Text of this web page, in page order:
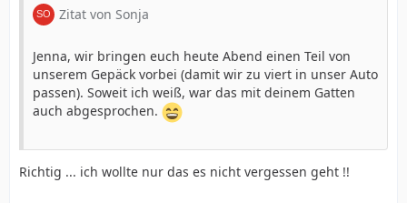
Zitat von Sonja
Jenna, wir bringen euch heute Abend einen Teil von
unserem Gepäck vorbei (damit wir zu viert in unser Auto
passen). Soweit ich weiß, war das mit deinem Gatten
auch abgesprochen.
Richtig ... ich wollte nur das es nicht vergessen geht !!